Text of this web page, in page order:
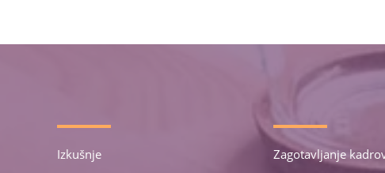
Izkušnje Zagotavljanje